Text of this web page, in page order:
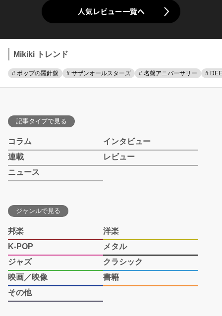
人気レビュー一覧へ
Mikiki トレンド
# ポップの羅針盤 # サザンオールスターズ # 名盤アニバーサリー #
記事タイプで見る
コラム
インタビュー
連載
レビュー
ニュース
ジャンルで見る
邦楽
洋楽
K-POP
メタル
ジャズ
クラシック
映画／映像
書籍
その他